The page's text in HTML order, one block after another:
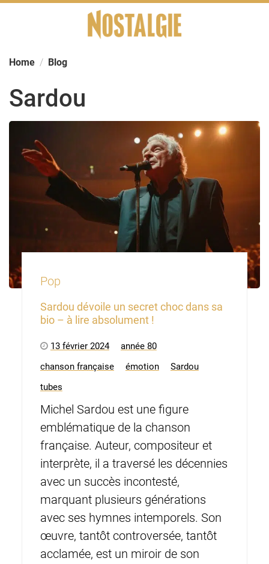
Home Blog
Sardou
Pop
Sardou dévoile un secret choc dans sa
bio – à lire absolument !
13 février 2024
année 80
chanson française
émotion
Sardou
tubes
Michel Sardou est une figure
emblématique de la chanson
française. Auteur, compositeur et
interprète, il a traversé les décennies
avec un succès incontesté,
marquant plusieurs générations
avec ses hymnes intemporels. Son
œuvre, tantôt controversée, tantôt
acclamée, est un miroir de son